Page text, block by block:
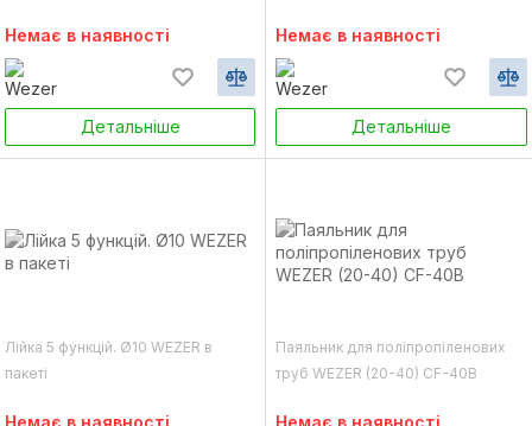
Немає в наявності
Детальніше
Немає в наявності
Детальніше
Лійка 5 функцій. Ø10 WEZER в
пакеті
Немає в наявності
Паяльник для поліпропіленових
труб WEZER (20-40) СF-40В
Немає в наявності